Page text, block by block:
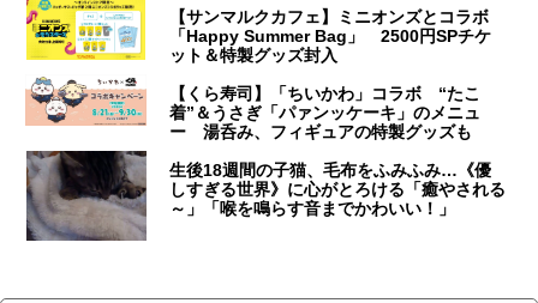
【サンマルクカフェ】ミニオンズとコラボ
「Happy Summer Bag」 2500円SPチケ
ット＆特製グッズ封入
【くら寿司】「ちいかわ」コラボ “たこ
着”＆うさぎ「パァンッケーキ」のメニュ
ー 湯呑み、フィギュアの特製グッズも
生後18週間の子猫、毛布をふみふみ…《優
しすぎる世界》に心がとろける「癒やされる
～」「喉を鳴らす音までかわいい！」